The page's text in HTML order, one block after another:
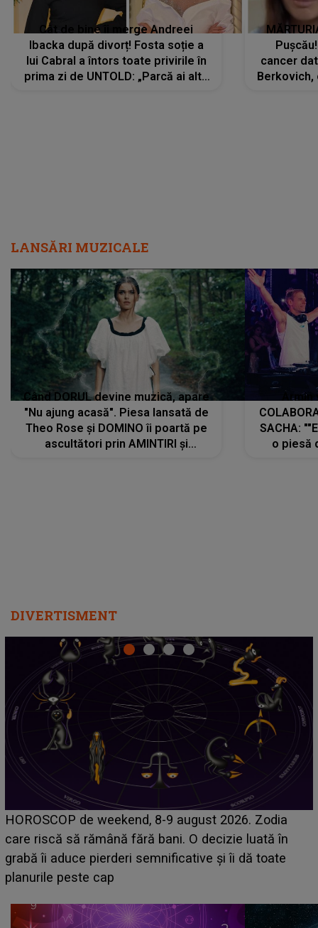
Cât de bine îi merge Andreei
Ibacka după divorț! Fosta soție a
lui Cabral a întors toate privirile în
prima zi de UNTOLD: „Parcă ai altă
cancer
Berkovich,
LANSĂRI MUZICALE
Când DORUL devine muzică, apare
"Nu ajung acasă". Piesa lansată de
Theo Rose și DOMINO îi poartă pe
ascultători prin AMINTIRI și
SACHA:
o piesă
DIVERTISMENT
Emanuel a ținut ACEST DETALIU ASCUNS până
acum! În fața Alexandrei, concurentul din Casa Iubirii
face o MĂRTURISIRE NEAȘTEPTATĂ despre mama
sa: "I-am spus și ei în față, eu nu te iubesc pentru